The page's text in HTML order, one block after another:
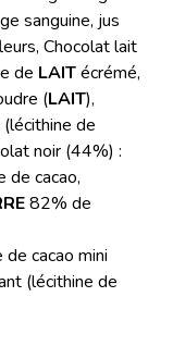
sanguine, jus
Chocolat lait
de LAITécrémé,
(LAIT),
de
noir (44%) :
de cacao,
82% de
de cacao mini
(lécithine de